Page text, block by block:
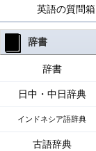
英語の質問箱
辞書
辞書
日中・中日辞典
インドネシア語辞典
古語辞典